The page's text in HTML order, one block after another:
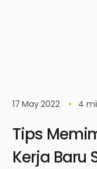
17 May 2022 4
Tips
Kerja Baru